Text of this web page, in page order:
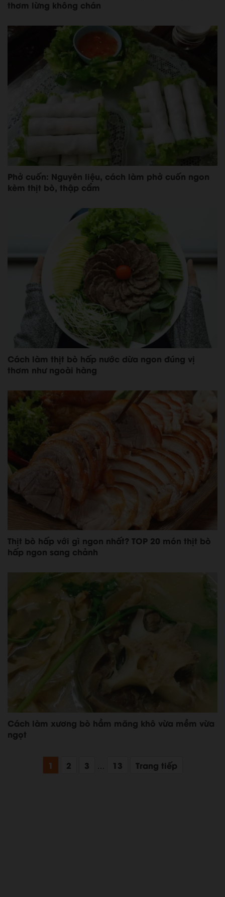
thơm lừng không chán
Phở cuốn: Nguyên liệu, cách làm phở cuốn ngon
kèm thịt bò, thập cẩm
Cách làm thịt bò hấp nước dừa ngon đúng vị
thơm như ngoài hàng
Thịt bò hấp với gì ngon nhất? TOP 20 món thịt bò
hấp ngon sang chảnh
Cách làm xương bò hầm măng khô vừa mềm vừa
ngọt
1 2 3 … 13 Trang tiếp